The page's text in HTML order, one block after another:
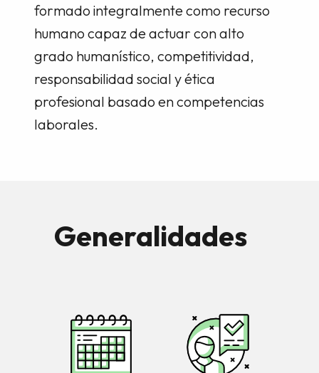
formado integralmente como recurso
humano capaz de actuar con alto
grado humanístico, competitividad,
responsabilidad social y ética
profesional basado en competencias
laborales.
Generalidades